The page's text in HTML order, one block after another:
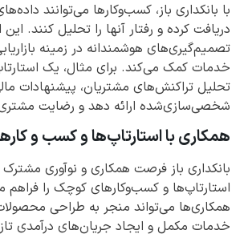
با بانکداری باز، کسب‌وکارها می‌توانند
دریافت کرده و رفتار آنها را تحلیل کنند.
تصمیم‌گیری‌های هوشمندانه در زمینه
خدمات کمک می‌کند. برای مثال، یک
تحلیل تراکنش‌های مشتریان، پیشنهادات
شخصی‌سازی‌شده ارائه دهد و رضایت مشتری
همکاری با استارتاپ‌ها و کسب و
بانکداری باز فرصت همکاری و نوآوری مشترک
استارتاپ‌ها و کسب‌وکارهای کوچک را فراهم
همکاری‌ها می‌تواند منجر به طراحی
خدمات مکمل و ایجاد جریان‌های درآمدی